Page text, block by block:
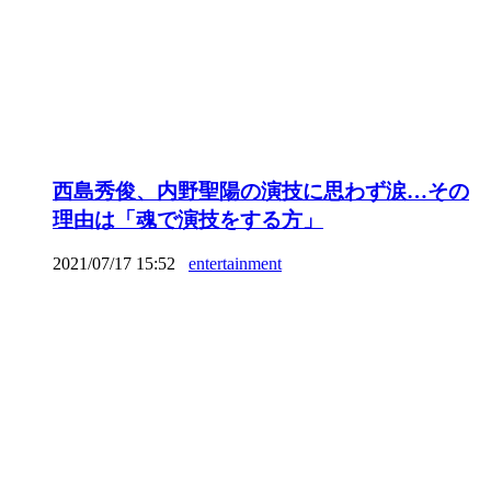
西島秀俊、内野聖陽の演技に思わず涙…その
理由は「魂で演技をする方」
2021/07/17 15:52 entertainment